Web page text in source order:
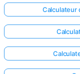
Calculateur